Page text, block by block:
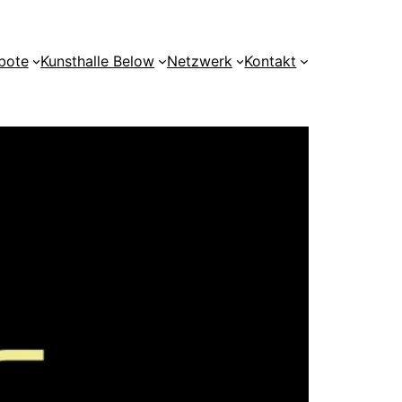
Kunsthalle Below Netzwerk Kontakt